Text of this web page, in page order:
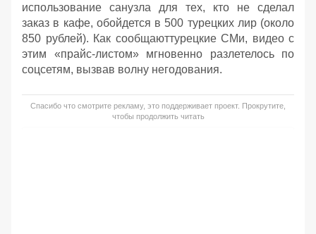
использование санузла для тех, кто не сделал
заказ в кафе, обойдется в 500 турецких лир (около
850 рублей). Как сообщаюттурецкие СМи, видео с
этим «прайс-листом» мгновенно разлетелось по
соцсетям, вызвав волну негодования.
Спасибо что смотрите рекламу, это поддерживает проект. Прокрутите,
чтобы продолжить читать